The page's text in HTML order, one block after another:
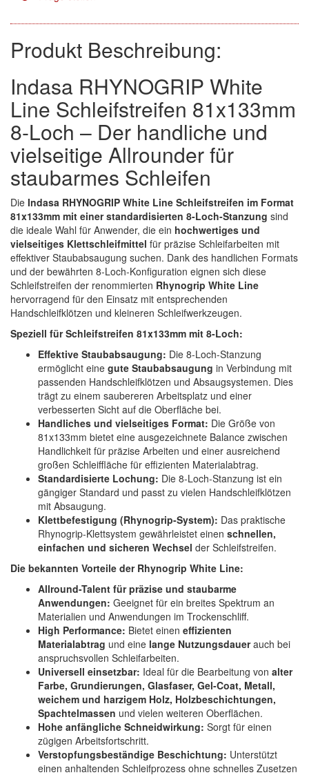
(1)
Novol
(3)
Prevost
(3)
Proma
(21)
Sia
(3)
Spectral
(1)
Sundstrom
(4)
Troton
(2)
Wibeco
(1)
ZVG
Produkt Beschreibung:
Indasa RHYNOGRIP White
Line Schleifstreifen 81x133mm
8-Loch – Der handliche und
vielseitige Allrounder für
staubarmes Schleifen
Die Indasa RHYNOGRIP White Line Schleifstreifen im Format
81x133mm mit einer standardisierten 8-Loch-Stanzung sind
die ideale Wahl für Anwender, die ein hochwertiges und
vielseitiges Klettschleifmittel für präzise Schleifarbeiten mit
effektiver Staubabsaugung suchen. Dank des handlichen Formats
und der bewährten 8-Loch-Konfiguration eignen sich diese
Schleifstreifen der renommierten Rhynogrip White Line
hervorragend für den Einsatz mit entsprechenden
Handschleifklötzen und kleineren Schleifwerkzeugen.
Speziell für Schleifstreifen 81x133mm mit 8-Loch:
Effektive Staubabsaugung: Die 8-Loch-Stanzung
ermöglicht eine gute Staubabsaugung in Verbindung mit
passenden Handschleifklötzen und Absaugsystemen. Dies
trägt zu einem saubereren Arbeitsplatz und einer
verbesserten Sicht auf die Oberfläche bei.
Handliches und vielseitiges Format: Die Größe von
81x133mm bietet eine ausgezeichnete Balance zwischen
Handlichkeit für präzise Arbeiten und einer ausreichend
großen Schleiffläche für effizienten Materialabtrag.
Standardisierte Lochung: Die 8-Loch-Stanzung ist ein
gängiger Standard und passt zu vielen Handschleifklötzen
mit Absaugung.
Klettbefestigung (Rhynogrip-System): Das praktische
Rhynogrip-Klettsystem gewährleistet einen schnellen,
einfachen und sicheren Wechsel der Schleifstreifen.
Die bekannten Vorteile der Rhynogrip White Line:
Allround-Talent für präzise und staubarme
Anwendungen: Geeignet für ein breites Spektrum an
Materialien und Anwendungen im Trockenschliff.
High Performance: Bietet einen effizienten
Materialabtrag und eine lange Nutzungsdauerauch bei
anspruchsvollen Schleifarbeiten.
Universell einsetzbar: Ideal für die Bearbeitung von alter
Farbe, Grundierungen, Glasfaser, Gel-Coat, Metall,
weichem und harzigem Holz, Holzbeschichtungen,
Spachtelmassen und vielen weiteren Oberflächen.
Hohe anfängliche Schneidwirkung: Sorgt für einen
zügigen Arbeitsfortschritt.
Verstopfungsbeständige Beschichtung: Unterstützt
einen anhaltenden Schleifprozess ohne schnelles Zusetzen